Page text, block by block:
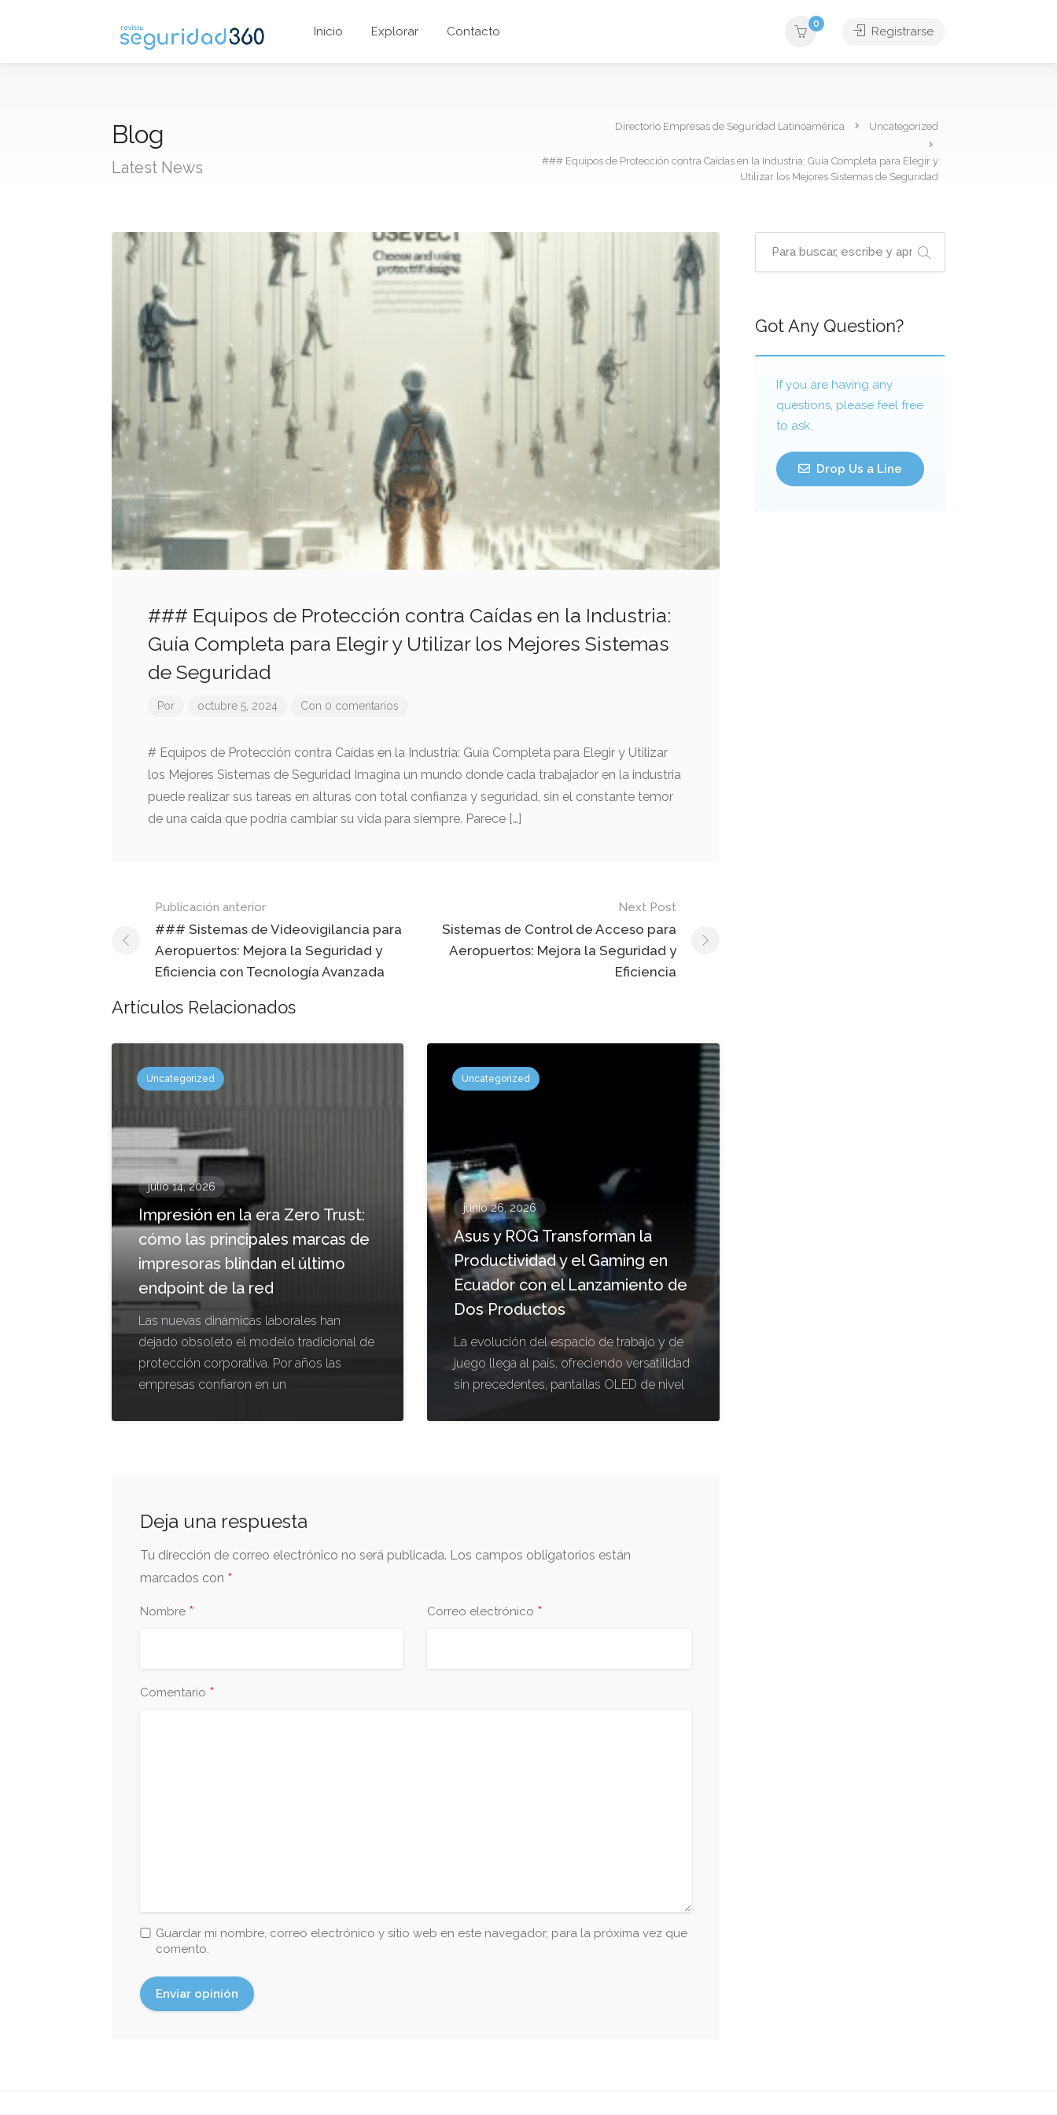
Inicio Explorar Contacto
0
Registrarse
Blog
Latest News
Directorio Empresas de Seguridad Latinoamérica Uncategorized
### Equipos de Protección contra Caídas en la Industria: Guía Completa para Elegir y
Utilizar los Mejores Sistemas de Seguridad
### Equipos de Protección contra Caídas en la Industria:
Guía Completa para Elegir y Utilizar los Mejores Sistemas
de Seguridad
Por octubre 5, 2024 Con 0 comentarios
# Equipos de Protección contra Caídas en la Industria: Guía Completa para Elegir y Utilizar
los Mejores Sistemas de Seguridad Imagina un mundo donde cada trabajador en la industria
puede realizar sus tareas en alturas con total confianza y seguridad, sin el constante temor
de una caída que podría cambiar su vida para siempre. Parece […]
Mensaje
de
navegación
Publicación anterior
### Sistemas de Videovigilancia para
Aeropuertos: Mejora la Seguridad y
Eficiencia con Tecnología Avanzada
Next Post
Sistemas de Control de Acceso para
Aeropuertos: Mejora la Seguridad y
Eficiencia
Artículos Relacionados
Uncategorized
julio 14, 2026
Impresión en la era Zero Trust:
cómo las principales marcas de
impresoras blindan el último
endpoint de la red
Las nuevas dinámicas laborales han
dejado obsoleto el modelo tradicional de
protección corporativa. Por años las
empresas confiaron en un
Uncategorized
junio 26, 2026
Asus y ROG Transforman la
Productividad y el Gaming en
Ecuador con el Lanzamiento de
Dos Productos
La evolución del espacio de trabajo y de
juego llega al país, ofreciendo versatilidad
sin precedentes, pantallas OLED de nivel
Deja una respuesta
Tu dirección de correo electrónico no será publicada. Los campos obligatorios están
marcados con *
Nombre * Correo electrónico *
Comentario *
Guardar mi nombre, correo electrónico y sitio web en este navegador, para la próxima vez que
comento.
Got Any Question?
If you are having any
questions, please feel free
to ask.
Drop Us a Line